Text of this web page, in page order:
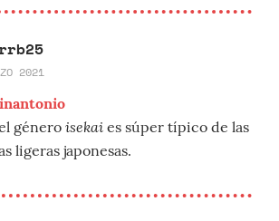
2021
géneroisekai es súper típico de las
ligeras japonesas.